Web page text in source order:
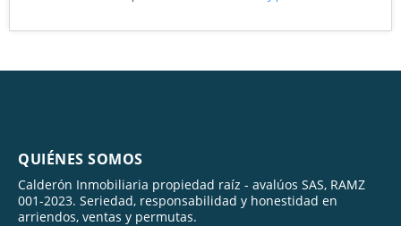
QUIÉNES SOMOS
Calderón Inmobiliaria propiedad raíz - avalúos SAS, RAMZ
001-2023. Seriedad, responsabilidad y honestidad en
arriendos, ventas y permutas.